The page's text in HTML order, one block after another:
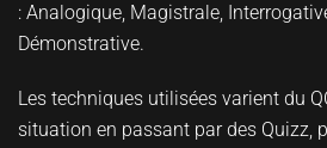
: Analogique, Magistrale,
Démonstrative.
Les techniques utilisées varient du
situation en passant par des Quizz,